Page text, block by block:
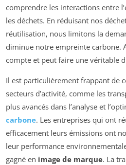
comprendre les interactions entre
les déchets. En réduisant nos
réutilisation, nous limitons la
diminue notre empreinte carbone.
compte et peut faire une véritable
Il est particulièrement frappant de
secteurs d’activité, comme les
plus avancés dans l’analyse et
carbone. Les entreprises qui ont
efficacement leurs émissions ont
leur performance
gagné en image de marque. La